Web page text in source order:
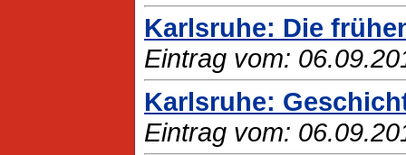
Karlsruhe: Die
Eintrag vom:
Karlsruhe:
Eintrag vom: